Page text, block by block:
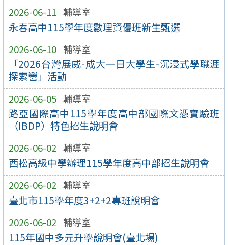
2026-06-11 輔導室
永春高中115學年度數理資優班新生甄選
2026-06-10 輔導室
「2026台灣展威-成大一日大學生-沉浸式學職涯
探索營」活動
2026-06-05 輔導室
路亞國際高中115學年度高中部國際文憑實驗班
（IBDP）特色招生說明會
2026-06-02 輔導室
西松高級中學辦理115學年度高中部招生說明會
2026-06-02 輔導室
臺北市115學年度3+2+2專班說明會
2026-06-02 輔導室
115年國中多元升學說明會(臺北場)